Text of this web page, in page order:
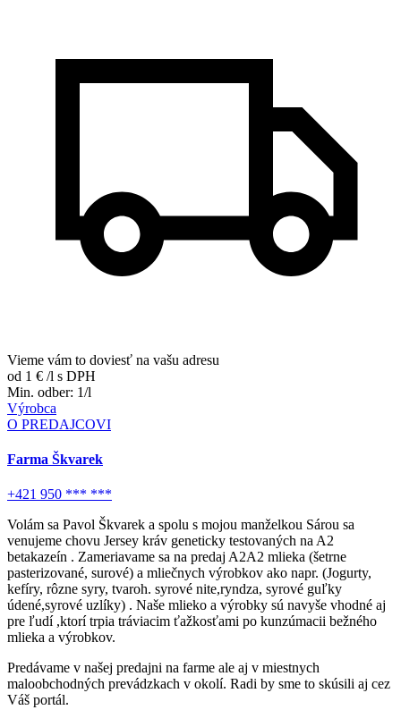
Vieme vám to doviesť na vašu adresu
od 1 € /l s DPH
Min. odber: 1/l
Výrobca
O PREDAJCOVI
Farma Škvarek
+421 950 *** ***
Volám sa Pavol Škvarek a spolu s mojou manželkou Sárou sa
venujeme chovu Jersey kráv geneticky testovaných na A2
betakazeín . Zameriavame sa na predaj A2A2 mlieka (šetrne
pasterizované, surové) a mliečnych výrobkov ako napr. (Jogurty,
kefíry, rôzne syry, tvaroh. syrové nite,ryndza, syrové guľky
údené,syrové uzlíky) . Naše mlieko a výrobky sú navyše vhodné aj
pre ľudí ,ktorí trpia tráviacim ťažkosťami po kunzúmacii bežného
mlieka a výrobkov.
Predávame v našej predajni na farme ale aj v miestnych
maloobchodných prevádzkach v okolí. Radi by sme to skúsili aj cez
Váš portál.